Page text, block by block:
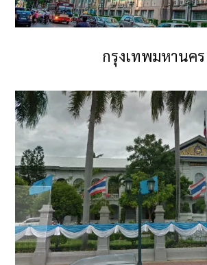
กรุงเทพมหานคร